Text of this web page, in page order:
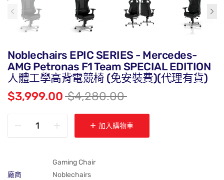
Noblechairs EPIC SERIES - Mercedes-
AMG Petronas F1 Team SPECIAL EDITION
人體工學高背電競椅 (免安裝費)(代理有貨)
$3,999.00 $4,280.00
加入購物車
Gaming Chair
廠商
Noblechairs